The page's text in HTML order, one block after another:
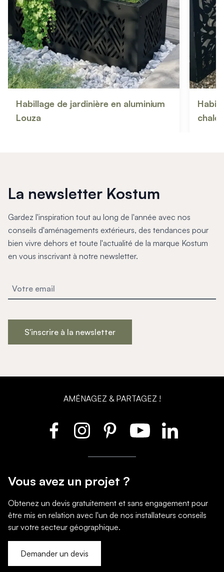
Habillage de jardinière en aluminium
Louza
La newsletter Kostum
Gardez l'inspiration tout au long de l'année avec nos
conseils d'aménagements extérieurs, des tendances pour
bien vivre dehors et toute l'actualité de la marque Kostum
en vous inscrivant à notre newsletter.
S'inscrire à la newsletter
AMÉNAGEZ & PARTAGEZ !
Vous avez un projet ?
Obtenez un devis gratuitement et sans engagement pour
être mis en relation avec l'un de nos installateurs conseils
sur votre secteur géographique.
Demander un devis